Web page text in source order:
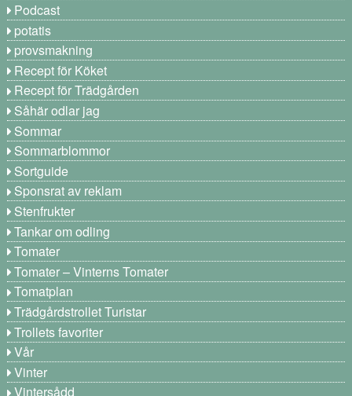
Podcast
potatis
provsmakning
Recept för Köket
Recept för Trädgården
Såhär odlar jag
Sommar
Sommarblommor
Sortguide
Sponsrat av reklam
Stenfrukter
Tankar om odling
Tomater
Tomater – Vinterns Tomater
Tomatplan
Trädgårdstrollet Turistar
Trollets favoriter
Vår
Vinter
Vintersådd